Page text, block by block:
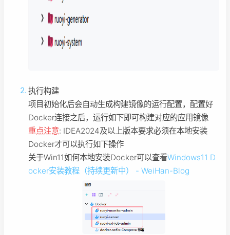
执行构建
项目初始化后会自动生成构建镜像的运行配置，配置好
Docker连接之后，运行如下即可构建对应的应用镜像
重点注意: IDEA2024及以上版本要求必须在本地安装
Docker才可以执行如下操作
关于Win11如何本地安装Docker可以查看Windows11 D
ocker安装教程（持续更新中） - WeiHan-Blog